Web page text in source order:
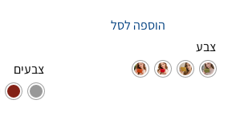
הוספה לסל
צבע
צבעים